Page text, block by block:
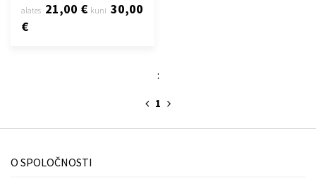
alates 21,00 € kuni 30,00
€
:
1
O SPOLOČNOSTI